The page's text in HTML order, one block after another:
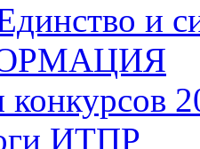
и
конкурсов
ИТПР